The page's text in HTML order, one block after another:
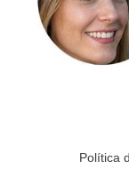
Política